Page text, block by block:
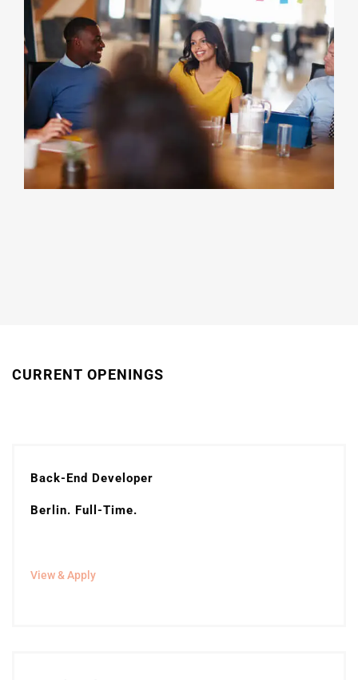
CURRENT OPENINGS
Back-End Developer
Berlin. Full-Time.
View & Apply